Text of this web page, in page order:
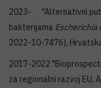
2023- "Alternativni
bakterijama Escherichia
2022-10-7476),
2017-2022
za regionalni razvoj EU,